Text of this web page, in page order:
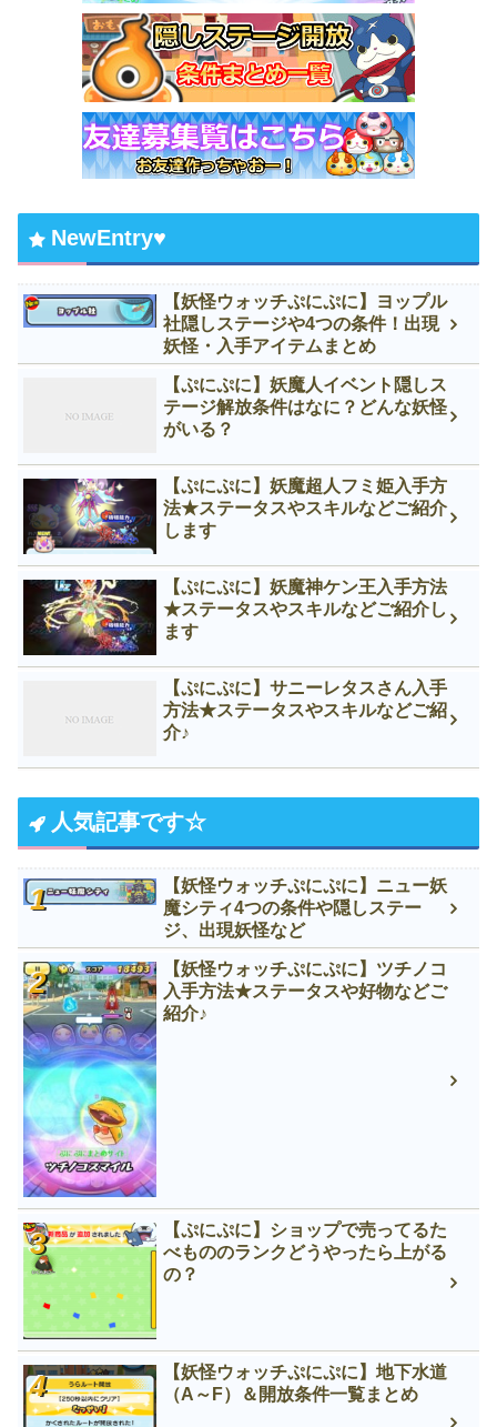
NewEntry♥
【妖怪ウォッチぷにぷに】ヨップル
社隠しステージや4つの条件！出現
妖怪・入手アイテムまとめ
【ぷにぷに】妖魔人イベント隠しス
テージ解放条件はなに？どんな妖怪
がいる？
【ぷにぷに】妖魔超人フミ姫入手方
法★ステータスやスキルなどご紹介
します
【ぷにぷに】妖魔神ケン王入手方法
★ステータスやスキルなどご紹介し
ます
【ぷにぷに】サニーレタスさん入手
方法★ステータスやスキルなどご紹
介♪
人気記事です☆
【妖怪ウォッチぷにぷに】ニュー妖
魔シティ4つの条件や隠しステー
ジ、出現妖怪など
【妖怪ウォッチぷにぷに】ツチノコ
入手方法★ステータスや好物などご
紹介♪
【ぷにぷに】ショップで売ってるた
べもののランクどうやったら上がる
の？
【妖怪ウォッチぷにぷに】地下水道
（A～F）＆開放条件一覧まとめ